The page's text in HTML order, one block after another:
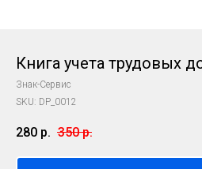
Книга учета трудовых
Знак-Сервис
SKU: DP_0012
280 р. 350 р.